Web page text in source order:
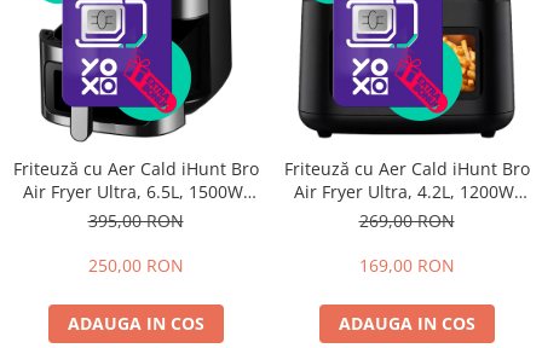
Friteuză cu Aer Cald iHunt Bro
Air Fryer Ultra, 6.5L, 1500W,
Display Digital, Temperatură
Menținere la Cald, Geam
395,00 RON
250,00 RON
ADAUGA IN COS
Friteuză cu Aer Cald iHunt Bro
Air Fryer Ultra, 4.2L, 1200W,
Temperatură Reglabilă,
la Cald, Geam Vizualizare
269,00 RON
169,00 RON
ADAUGA IN COS